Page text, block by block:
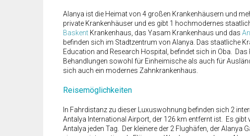
Alanya ist die Heimat von 4 großen Krankenhäusern und
private Krankenhäuser und es gibt 1 hochmodernes
Baskent Krankenhaus, das Yasam Krankenhaus und das
befinden sich im Stadtzentrum von Alanya. Das staatliche
Education and Research Hospital, befindet sich in Oba.
Behandlungen sowohl für Einheimische als auch für
sich auch ein modernes Zahnkrankenhaus.
Reisemöglichkeiten
In Fahrdistanz zu dieser Luxuswohnung befinden sich 2
Antalya International Airport, der 126 km entfernt ist. Es
Antalya jeden Tag. Der kleinere der 2 Flughäfen, der Alanya